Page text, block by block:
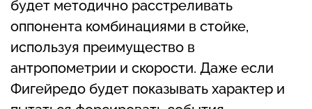
будет методично расстреливать
оппонента комбинациями в стойке,
используя преимущество в
антропометрии и скорости. Даже если
Фигейредо будет показывать характер и